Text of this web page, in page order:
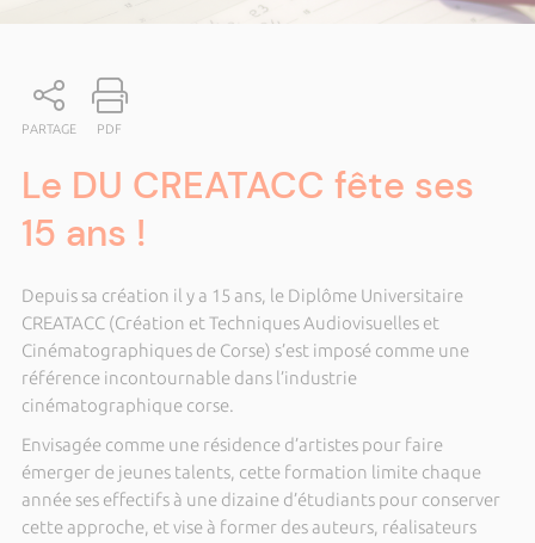
PARTAGE PDF
Le DU CREATACC fête ses
15 ans !
Depuis sa création il y a 15 ans, le Diplôme Universitaire
CREATACC (Création et Techniques Audiovisuelles et
Cinématographiques de Corse) s’est imposé comme une
référence incontournable dans l’industrie
cinématographique corse.
Envisagée comme une résidence d’artistes pour faire
émerger de jeunes talents, cette formation limite chaque
année ses effectifs à une dizaine d’étudiants pour conserver
cette approche, et vise à former des auteurs, réalisateurs